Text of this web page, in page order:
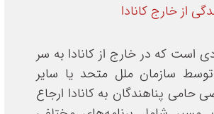
از خارج کانادا
است که در خارج از کانادا به سر
سازمان ملل متحد یا سایر
پناهندگان به کانادا ارجاع